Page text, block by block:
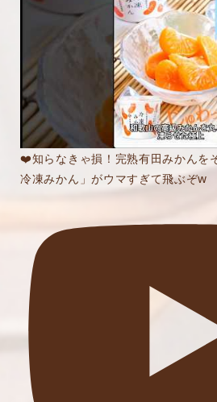
❤️知らなきゃ損！完熟有田みかんを
冷凍みかん」がウマすぎて飛ぶぞw